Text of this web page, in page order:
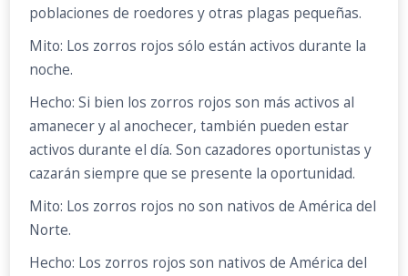
poblaciones de roedores y otras plagas pequeñas.
Mito: Los zorros rojos sólo están activos durante la
noche.
Hecho: Si bien los zorros rojos son más activos al
amanecer y al anochecer, también pueden estar
activos durante el día. Son cazadores oportunistas y
cazarán siempre que se presente la oportunidad.
Mito: Los zorros rojos no son nativos de América del
Norte.
Hecho: Los zorros rojos son nativos de América del